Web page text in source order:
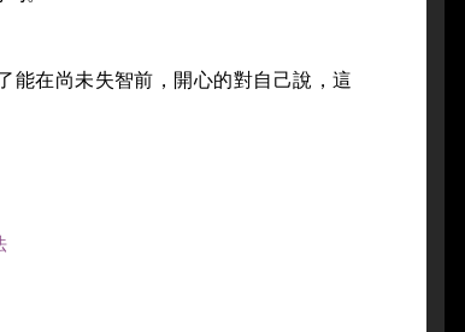
能在尚未失智前，開心的對自己說，這